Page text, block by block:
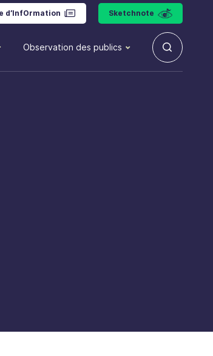
d’InfOrmation Sketchnote
Observation des publics